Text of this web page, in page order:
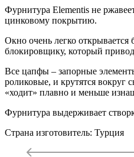
Фурнитура Elementis не
цинковому покрытию.
Окно очень легко
блокировщику, который
Все цапфы – запорные
роликовые, и крутятся вокруг
«ходит» плавно и меньше
Фурнитура выдерживает
Страна изготовитель: Турция